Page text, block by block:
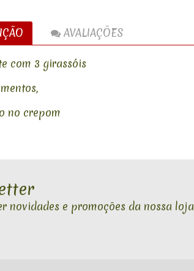
AVALIAÇÕES
com 3 girassóis
no crepom
novidades e promoções da nossa